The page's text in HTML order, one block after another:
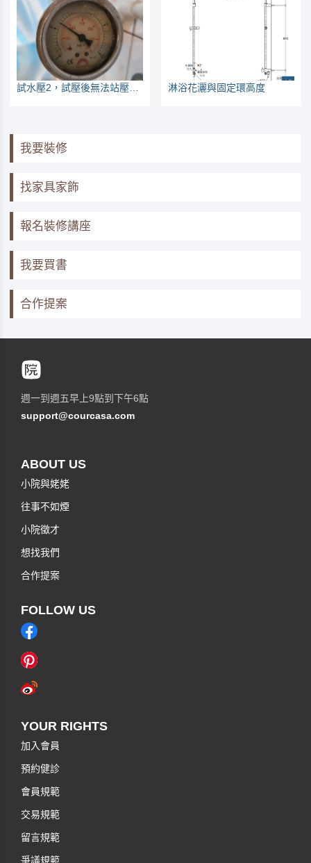
淋浴花灑與固定環高度
我要裝修
找家具家飾
報名裝修講座
我要買書
合作提案
週一到週五早上9點到下午6點
support@courcasa.com
ABOUT US
小院與姥姥
往事不如煙
小院徵才
想找我們
合作提案
FOLLOW US
YOUR RIGHTS
加入會員
預約健診
會員規範
交易規範
留言規範
爭議規範